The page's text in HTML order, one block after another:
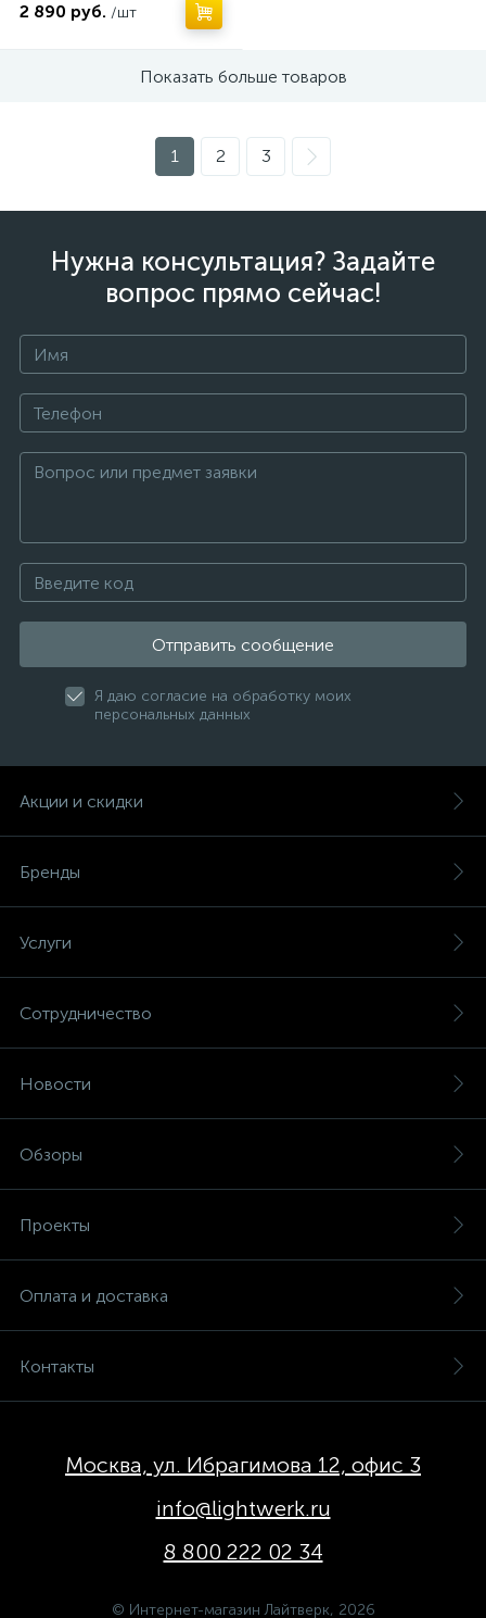
2 890 руб. /шт
Показать больше товаров
1 2 3
Нужна консультация? Задайте
вопрос прямо сейчас!
Отправить сообщение
Я даю согласие на обработку моих
персональных данных
Акции и скидки
Бренды
Услуги
Сотрудничество
Новости
Обзоры
Проекты
Оплата и доставка
Контакты
Москва, ул. Ибрагимова 12, офис 3
info@lightwerk.ru
8 800 222 02 34
© Интернет-магазин Лайтверк, 2026